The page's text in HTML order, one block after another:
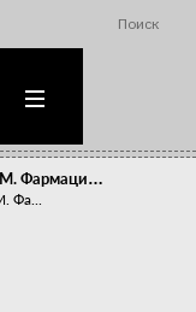
Поиск
Фармаци…
Фа...